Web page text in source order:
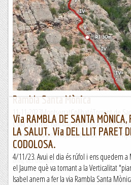
Coma de sa Font de s’Ermita,
s’Hostalet, Golf de Bendinat
TrailRunningMallorca – Correr por la isla de
Rambla Santa Mònica
11-11-2023MontserratCollbatóTorrent de
Cova GranVia: Rambla Santa
(amb el seu permís)Dissabte de bona
pronòstic...
Blog del Guillem
Via RAMBLA DE SANTA MÒNICA,
LA SALUT. Via DEL LLIT PARET
CODOLOSA.
4/11/23. Avui el dia és rúfol i ens quedem a
el Jaume què va tornant a la Verticalitat
Isabel anem a fer la via Rambla Santa